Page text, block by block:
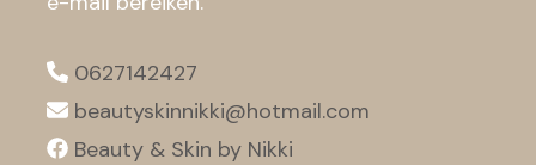
0627142427
beautyskinnikki@hotmail.com
Beauty & Skin by Nikki